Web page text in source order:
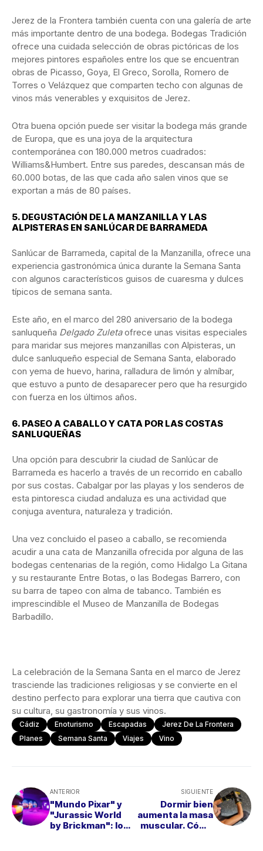
Jerez de la Frontera también cuenta con una galería de arte
más importante dentro de una bodega. Bodegas Tradición
ofrece una cuidada selección de obras pictóricas de los
mejores pintores españoles entre los que se encuentran
obras de Picasso, Goya, El Greco, Sorolla, Romero de
Torres o Velázquez que comparten techo con algunas de
vinos más venerables y exquisitos de Jerez.
Otra buena opción puede ser visitar la bodega más grande
de Europa, que es una joya de la arquitectura
contemporánea con 180.000 metros cuadrados:
Williams&Humbert. Entre sus paredes, descansan más de
60.000 botas, de las que cada año salen vinos que se
exportan a más de 80 países.
5. DEGUSTACIÓN DE LA MANZANILLA Y LAS
ALPISTERAS EN SANLÚCAR DE BARRAMEDA
Sanlúcar de Barrameda, capital de la Manzanilla, ofrece una
experiencia gastronómica única durante la Semana Santa
con algunos característicos guisos de cuaresma y dulces
típicos de semana santa.
Este año, en el marco del 280 aniversario de la bodega
sanluqueña Delgado Zuletaofrece unas visitas especiales
para maridar sus mejores manzanillas con Alpisteras, un
dulce sanluqueño especial de Semana Santa, elaborado
con yema de huevo, harina, ralladura de limón y almíbar,
que estuvo a punto de desaparecer pero que ha resurgido
con fuerza en los últimos años.
6. PASEO A CABALLO Y CATA POR LAS COSTAS
SANLUQUEÑAS
Una opción para descubrir la ciudad de Sanlúcar de
Barrameda es hacerlo a través de un recorrido en caballo
por sus costas. Cabalgar por las playas y los senderos de
esta pintoresca ciudad andaluza es una actividad que
conjuga aventura, naturaleza y tradición.
Una vez concluido el paseo a caballo, se recomienda
acudir a una cata de Manzanilla ofrecida por alguna de las
bodegas centenarias de la región, como Hidalgo La Gitana
y su restaurante Entre Botas, o las Bodegas Barrero, con
su barra de tapeo con alma de tabanco. También es
imprescindible el Museo de Manzanilla de Bodegas
Barbadillo.
La celebración de la Semana Santa en el marco de Jerez
trasciende las tradiciones religiosas y se convierte en el
destino perfecto para explorar una tierra que cautiva con
su cultura, su gastronomía y sus vinos.
Cádiz Enoturismo Escapadas
Jerez De La Frontera
Planes
Semana Santa Viajes Vino
ANTERIOR
"Mundo Pixar" y
"Jurassic World
by Brickman": los
SIGUIENTE
Dormir bien
aumenta la masa
muscular. Cómo